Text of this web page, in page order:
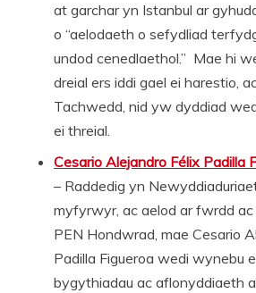
at garchar yn Istanbul ar
o “aelodaeth o sefydliad
undod cenedlaethol.” Mae hi
dreial ers iddi gael ei harestio,
Tachwedd, nid yw dyddiad
ei threial.
Cesario Alejandro Félix Padilla
– Raddedig yn
myfyrwyr, ac aelod ar fwrdd
PEN Hondwrad, mae Cesario
Padilla Figueroa wedi wynebu
bygythiadau ac aflonyddiaeth